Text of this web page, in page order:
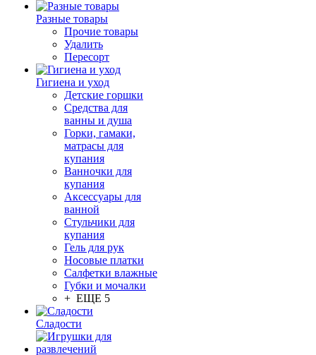
Разные товары
Прочие товары
Удалить
Пересорт
Гигиена и уход
Детские горшки
Средства для
ванны и душа
Горки, гамаки,
матрасы для
купания
Ванночки для
купания
Аксессуары для
ванной
Стульчики для
купания
Гель для рук
Носовые платки
Салфетки влажные
Губки и мочалки
+ ЕЩЕ 5
Сладости